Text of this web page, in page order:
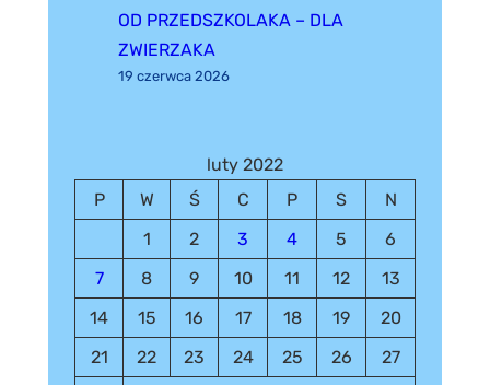
OD PRZEDSZKOLAKA – DLA
ZWIERZAKA
19 czerwca 2026
luty 2022
P
W Ś C P S
N
1
2 3 4 5
6
7
8 9 10 11 12
13
14
15 16 17 18 19
20
21
22 23 24 25 26
27